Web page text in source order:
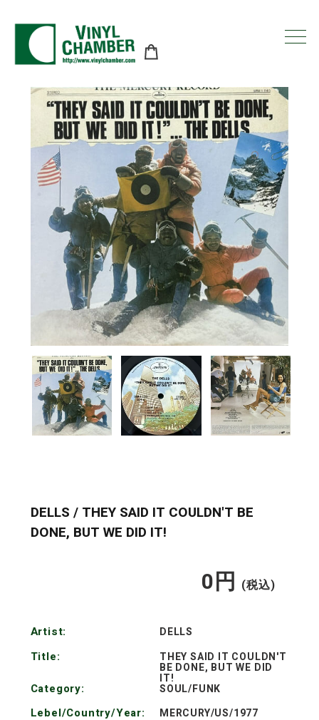
DELLS / THEY SAID IT COULDN'T BE
DONE, BUT WE DID IT!
価
0円 (税込)
Artist: DELLS
Title: THEY SAID IT COULDN'T
BE DONE, BUT WE DID
IT!
Category: SOUL/FUNK
Lebel/Country/Year: MERCURY/US/1977